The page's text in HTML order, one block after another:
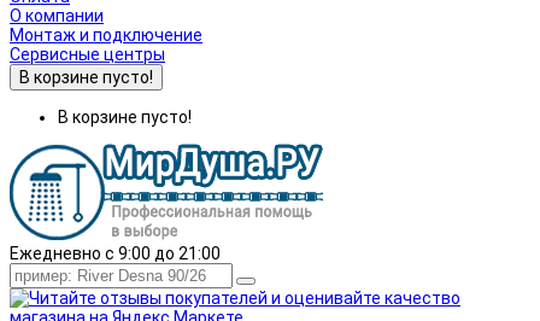
О компании
Монтаж и подключение
Сервисные центры
В корзине пусто!
В корзине пусто!
Ежедневно с 9:00 до 21:00